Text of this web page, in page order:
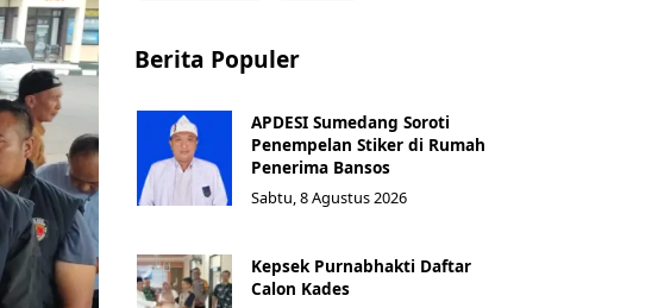
Berita Populer
APDESI Sumedang Soroti
Penempelan Stiker di Rumah
Penerima Bansos
Sabtu, 8 Agustus 2026
Kepsek Purnabhakti Daftar
Calon Kades